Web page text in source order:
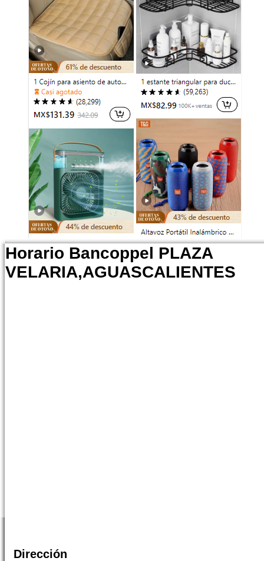
Horario Bancoppel PLAZA
VELARIA,AGUASCALIENTES
Dirección